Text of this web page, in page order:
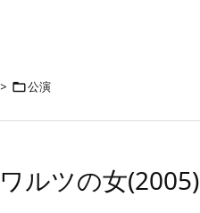
> 公演
ワルツの女(2005)